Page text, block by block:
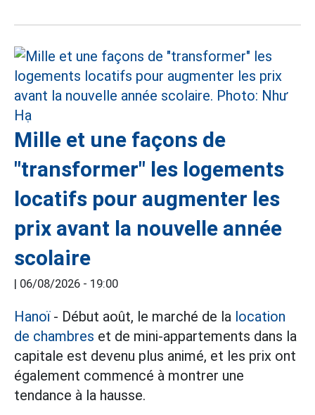
Mille et une façons de
"transformer" les logements
locatifs pour augmenter les
prix avant la nouvelle année
scolaire
| 06/08/2026 - 19:00
Hanoï- Début août, le marché de la location
de chambres et de mini-appartements dans la
capitale est devenu plus animé, et les prix ont
également commencé à montrer une
tendance à la hausse.